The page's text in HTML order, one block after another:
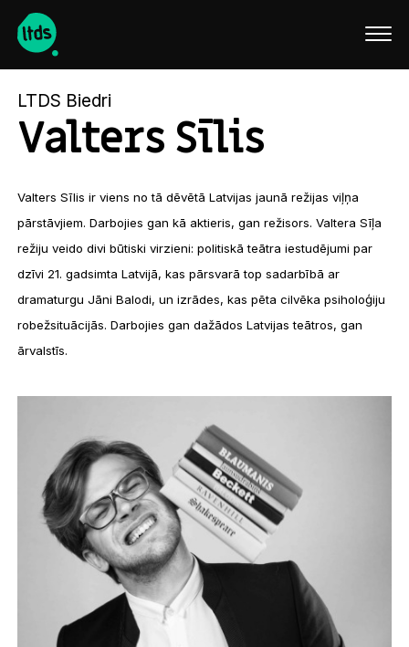
LTDS Biedri
Valters Sīlis
Valters Sīlis ir viens no tā dēvētā Latvijas jaunā režijas viļņa
pārstāvjiem. Darbojies gan kā aktieris, gan režisors. Valtera Sīļa
režiju veido divi būtiski virzieni: politiskā teātra iestudējumi par
dzīvi 21. gadsimta Latvijā, kas pārsvarā top sadarbībā ar
dramaturgu Jāni Balodi, un izrādes, kas pēta cilvēka psiholoģiju
robežsituācijās. Darbojies gan dažādos Latvijas teātros, gan
ārvalstīs.